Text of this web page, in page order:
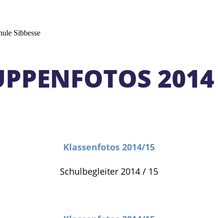
Klassenfotos 2014/15
Schulbegleiter 2014 / 15